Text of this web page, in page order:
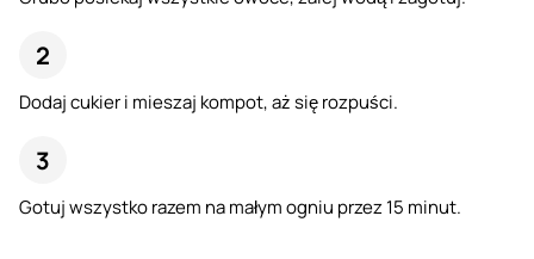
Dodaj cukier i mieszaj kompot, aż się rozpuści.
Gotuj wszystko razem na małym ogniu przez 15 minut.